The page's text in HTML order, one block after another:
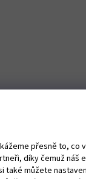
přesně to, co
díky čemuž náš
také můžete